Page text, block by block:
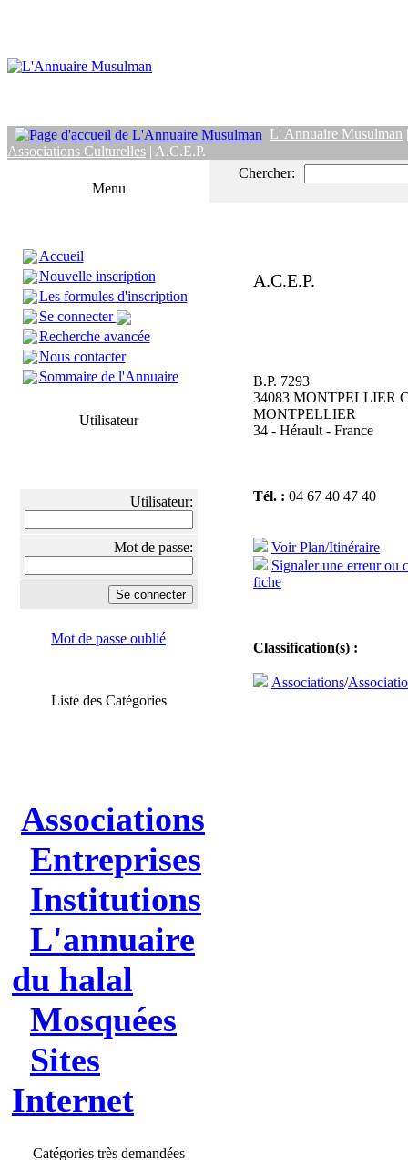
L' Annuaire Musulman
Associations Culturelles | A.C.E.P.
Menu
Accueil
Nouvelle inscription
Les formules d'inscription
Se connecter
Recherche avancée
Nous contacter
Sommaire de l'Annuaire
Utilisateur
Utilisateur:
Mot de passe:
Mot de passe oublié
Liste des Catégories
Associations
Entreprises
Institutions
L'annuaire
du halal
Mosquées
Sites
Internet
Catégories très demandées
Chercher:
A.C.E.P.
B.P. 7293
34083 MONTPELLIER
MONTPELLIER
34 - Hérault - France
Tél. : 04 67 40 47 40
Voir Plan/Itinéraire
Signaler une erreur ou
fiche
Classification(s) :
Associations/